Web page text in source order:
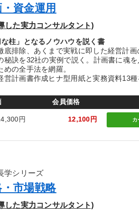
資金運用
た実力コンサルタント)
柱」となるノウハウを説く書
排除、あくまで実戦に即した経営計画
秘訣を32社の実例で説く。計画書に魂
の全手法を網羅。
計画書作成ヒナ型用紙と実務資料13種
会員価格
円 12,100円 カ
学シリーズ
市場戦略
た実力コンサルタント)